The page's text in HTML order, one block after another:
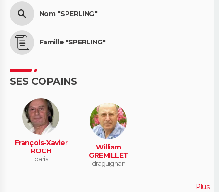
Nom "SPERLING"
Famille "SPERLING"
SES COPAINS
François-Xavier
ROCH
paris
William
GREMILLET
draguignan
Plus